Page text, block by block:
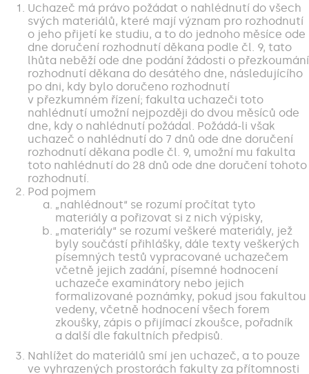
Uchazeč má právo požádat o nahlédnutí do všech
svých materiálů, které mají význam pro rozhodnutí
o jeho přijetí ke studiu, a to do jednoho měsíce ode
dne doručení rozhodnutí děkana podle čl. 9, tato
lhůta neběží ode dne podání žádosti o přezkoumání
rozhodnutí děkana do desátého dne, následujícího
po dni, kdy bylo doručeno rozhodnutí
v přezkumném řízení; fakulta uchazeči toto
nahlédnutí umožní nejpozději do dvou měsíců ode
dne, kdy o nahlédnutí požádal. Požádá-li však
uchazeč o nahlédnutí do 7 dnů ode dne doručení
rozhodnutí děkana podle čl. 9, umožní mu fakulta
toto nahlédnutí do 28 dnů ode dne doručení tohoto
rozhodnutí.
Pod pojmem
„nahlédnout“ se rozumí pročítat tyto
materiály a pořizovat si z nich výpisky,
„materiály“ se rozumí veškeré materiály, jež
byly součástí přihlášky, dále texty veškerých
písemných testů vypracované uchazečem
včetně jejich zadání, písemné hodnocení
uchazeče examinátory nebo jejich
formalizované poznámky, pokud jsou fakultou
vedeny, včetně hodnocení všech forem
zkoušky, zápis o přijímací zkoušce, pořadník
a další dle fakultních předpisů.
Nahlížet do materiálů smí jen uchazeč, a to pouze
ve vyhrazených prostorách fakulty za přítomnosti